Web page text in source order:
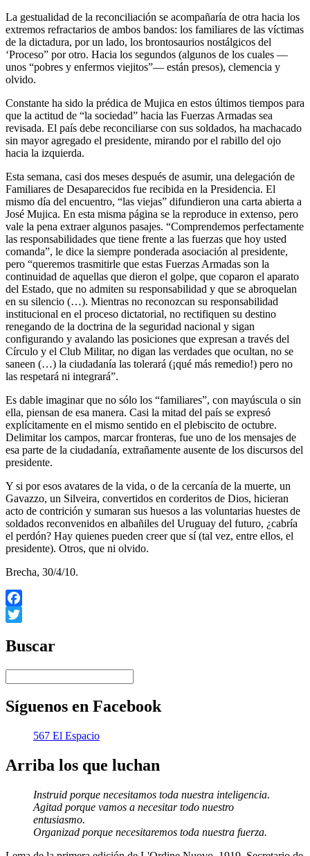
La gestualidad de la reconciliación se acompañaría de otra hacia los
extremos refractarios de ambos bandos: los familiares de las víctimas
de la dictadura, por un lado, los brontosaurios nostálgicos del
‘Proceso” por otro. Hacia los segundos (algunos de los cuales —
unos “pobres y enfermos viejitos”— están presos), clemencia y
olvido.
Constante ha sido la prédica de Mujica en estos últimos tiempos para
que la actitud de “la sociedad” hacia las Fuerzas Armadas sea
revisada. El país debe reconciliarse con sus soldados, ha machacado
sin mayor agregado el presidente, mirando por el rabillo del ojo
hacia la izquierda.
Esta semana, casi dos meses después de asumir, una delegación de
Familiares de Desaparecidos fue recibida en la Presidencia. El
mismo día del encuentro, “las viejas” difundieron una carta abierta a
José Mujica. En esta misma página se la reproduce in extenso, pero
vale la pena extraer algunos pasajes. “Comprendemos perfectamente
las responsabilidades que tiene frente a las fuerzas que hoy usted
comanda”, le dice la siempre ponderada asociación al presidente,
pero “queremos trasmitirle que estas Fuerzas Armadas son la
continuidad de aquellas que dieron el golpe, que coparon el aparato
del Estado, que no admiten su responsabilidad y que se abroquelan
en su silencio (…). Mientras no reconozcan su responsabilidad
institucional en el proceso dictatorial, no rectifiquen su destino
renegando de la doctrina de la seguridad nacional y sigan
configurando y avalando las posiciones que expresan a través del
Círculo y el Club Militar, no digan las verdades que ocultan, no se
saneen (…) la ciudadanía las tolerará (¡qué más remedio!) pero no
las respetará ni integrará”.
Es dable imaginar que no sólo los “familiares”, con mayúscula o sin
ella, piensan de esa manera. Casi la mitad del país se expresó
explícitamente en el mismo sentido en el plebiscito de octubre.
Delimitar los campos, marcar fronteras, fue uno de los mensajes de
esa parte de la ciudadanía, extrañamente ausente de los discursos del
presidente.
Y si por esos avatares de la vida, o de la cercanía de la muerte, un
Gavazzo, un Silveira, convertidos en corderitos de Dios, hicieran
acto de contrición y sumaran sus huesos a las voluntarias huestes de
soldados reconvenidos en albañiles del Uruguay del futuro, ¿cabría
el perdón? Hay quienes pueden creer que sí (tal vez, entre ellos, el
presidente). Otros, que ni olvido.
Brecha, 30/4/10.
Facebook
Buscar
Síguenos en Facebook
567 El Espacio
Arriba los que luchan
Instruid porque necesitamos toda nuestra inteligencia.
Agitad porque vamos a necesitar todo nuestro
entusiasmo.
Organizad porque necesitaremos toda nuestra fuerza.